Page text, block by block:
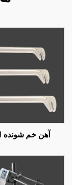
آهن خم شونده 711S1